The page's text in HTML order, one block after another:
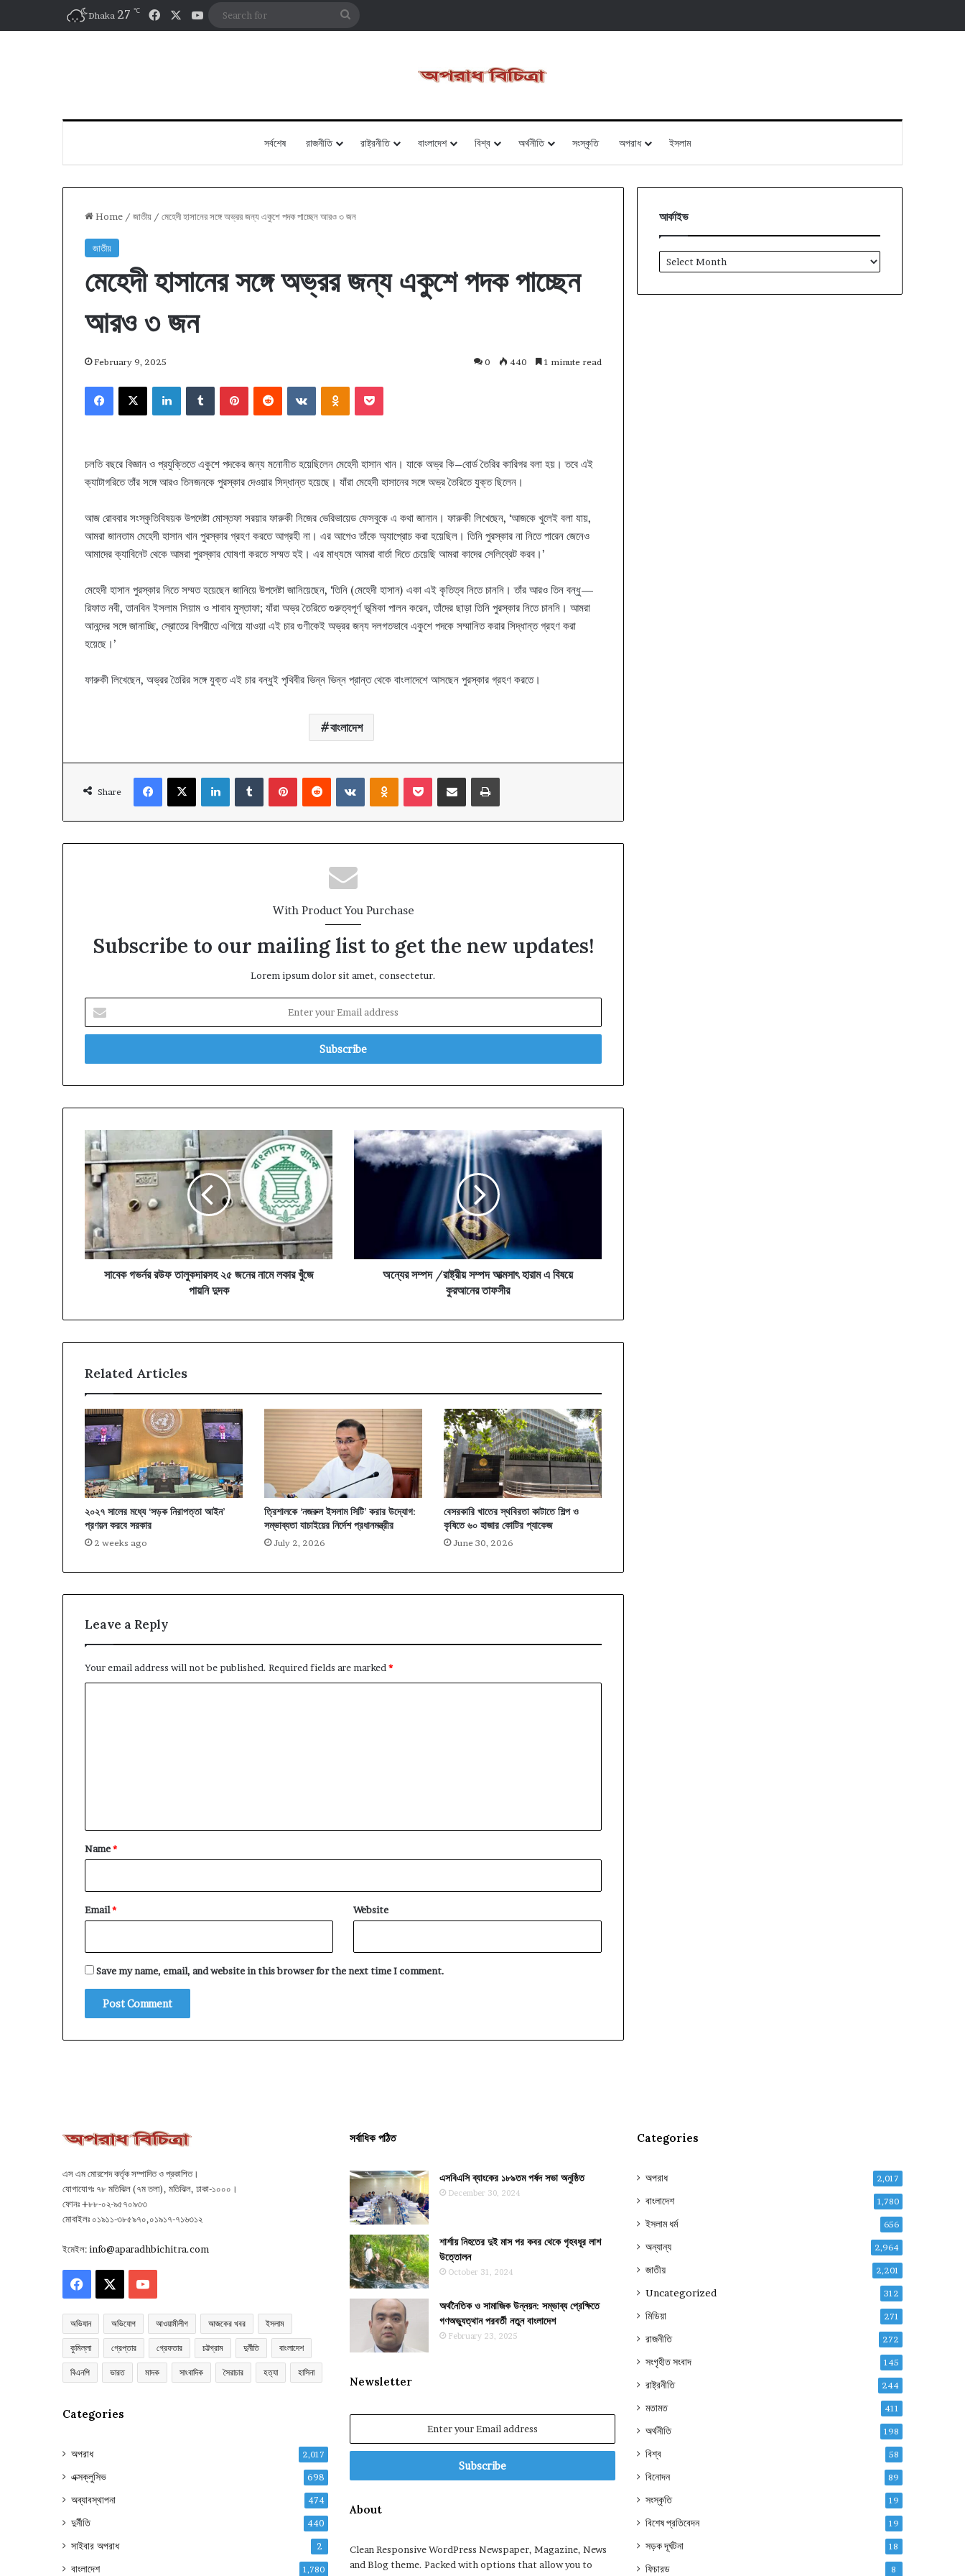
Dhaka 27 ℃ FacebookYouTube
সর্বশেষ রাজনীতি রাষ্ট্রনীতি বাংলাদেশ বিশ্ব অর্থনীতি সংস্কৃতি অপরাধ ইসলাম
Home / জাতীয় / মেহেদী হাসানের সঙ্গে অভ্রর জন্য একুশে পদক পাচ্ছেন আরও ৩ জন
জাতীয়
মেহেদী হাসানের সঙ্গে অভ্রর জন্য একুশে পদক পাচ্ছেন
আরও ৩ জন
February 9, 2025 0 440 1 minute read
Facebook
X LinkedInTumblrPinterestReddit VKontakteOdnoklassniki
Pocket
চলতি বছরে বিজ্ঞান ও প্রযুক্তিতে একুশে পদকের জন্য মনোনীত হয়েছিলেন মেহেদী হাসান খান। যাকে অভ্র কি–বোর্ড তৈরির কারিগর বলা হয়। তবে এই
ক্যাটাগরিতে তাঁর সঙ্গে আরও তিনজনকে পুরস্কার দেওয়ার সিদ্ধান্ত হয়েছে। যাঁরা মেহেদী হাসানের সঙ্গে অভ্র তৈরিতে যুক্ত ছিলেন।
আজ রোববার সংস্কৃতিবিষয়ক উপদেষ্টা মোস্তফা সরয়ার ফারুকী নিজের ভেরিভায়েড ফেসবুকে এ কথা জানান। ফারুকী লিখেছেন, ‘আজকে খুলেই বলা যায়,
আমরা জানতাম মেহেদী হাসান খান পুরস্কার গ্রহণ করতে আগ্রহী না। এর আগেও তাঁকে অ্যাপ্রোচ করা হয়েছিল। তিনি পুরস্কার না নিতে পারেন জেনেও
আমাদের ক্যাবিনেট থেকে আমরা পুরস্কার ঘোষণা করতে সম্মত হই। এর মাধ্যমে আমরা বার্তা দিতে চেয়েছি আমরা কাদের সেলিব্রেট করব।’
মেহেদী হাসান পুরস্কার নিতে সম্মত হয়েছেন জানিয়ে উপদেষ্টা জানিয়েছেন, ‘তিনি (মেহেদী হাসান) একা এই কৃতিত্ব নিতে চাননি। তাঁর আরও তিন বন্ধু—
রিফাত নবী, তানবিন ইসলাম সিয়াম ও শাবাব মুস্তাফা; যাঁরা অভ্র তৈরিতে গুরুত্বপূর্ণ ভূমিকা পালন করেন, তাঁদের ছাড়া তিনি পুরস্কার নিতে চাননি। আমরা
আনন্দের সঙ্গে জানাচ্ছি, স্রোতের বিপরীতে এগিয়ে যাওয়া এই চার গুণীকেই অভ্রর জন‍্য দলগতভাবে একুশে পদকে সম্মানিত করার সিদ্ধান্ত গ্রহণ করা
হয়েছে।’
ফারুকী লিখেছেন, অভ্রর তৈরির সঙ্গে যুক্ত এই চার বন্ধুই পৃথিবীর ভিন্ন ভিন্ন প্রান্ত থেকে বাংলাদেশে আসছেন পুরস্কার গ্রহণ করতে।
বাংলাদেশ
Share
Facebook
X LinkedInTumblrPinterestReddit VKontakteOdnoklassniki
Pocket Share via Email Print
With Product You Purchase
Subscribe to our mailing list to get the new updates!
Lorem ipsum dolor sit amet, consectetur.
your
Email
সাবেক
গভর্নর
রউফ
তালুকদারসহ
২৫
নামে
লকার
খুঁজে
সাবেক গভর্নর রউফ তালুকদারসহ ২৫ জনের নামে লকার খুঁজে
পায়নি দুদক
অন্যের
সম্পদ
বিষয়ে
অন্যের সম্পদ /রাষ্ট্রীয় সম্পদ আত্মসাৎ হারাম এ বিষয়ে
কুরআনের তাফসীর
Related Articles
২০২৭ সালের মধ্যে ‘সড়ক নিরাপত্তা আইন’
প্রণয়ন করবে সরকার
2 weeks ago
ত্রিশালকে ‘নজরুল ইসলাম সিটি’ করার উদ্যোগ:
সম্ভাব্যতা যাচাইয়ের নির্দেশ প্রধানমন্ত্রীর
July 2, 2026
বেসরকারি খাতের স্থবিরতা কাটাতে শিল্প ও
কৃষিতে ৬০ হাজার কোটির প্যাকেজ
June 30, 2026
Leave a Reply
Your email address will not be published. Required fields are marked*
*
Name*
Email* Website
Save my name, email, and website in this browser for the next time I comment.
আর্কাইভ
আর্কাইভ
এস এম মোরশেদ কর্তৃক সম্পাদিত ও প্রকাশিত।
যোগাযোগঃ ৭৮ মতিঝিল (৭ম তলা), মতিঝিল, ঢাকা-১০০০।
ফোনঃ +৮৮-০২-৯৫৭০৯৩৩
মোবাইলঃ ০১৯১১-৩৮৫৯৭০,০১৯১৭-৭১৬৩১২
ইমেইল:info@aparadhbichitra.com
Facebook YouTube
অভিযান অভিযোগ আওয়ামীলীগ আজকের খবর ইসলাম
কুমিল্লা গ্রেপ্তার গ্রেফতার চট্টগ্রাম দুর্নীতি বাংলাদেশ
বিএনপি ভারত মাদক সাংবাদিক সৈরাচার হত্যা হাসিনা
Categories
অপরাধ 2,017
এক্সক্লুসিভ 698
অব্যাবস্থাপনা 474
দুর্নীতি 440
সাইবার অপরাধ 2
বাংলাদেশ 1,780
সর্বাধিক পঠিত
এসবিএসি ব্যাংকের ১৮৯তম পর্ষদ সভা অনুষ্ঠিত
December 30, 2024
শার্শায় নিহতের দুই মাস পর কবর থেকে গৃহবধূর লাশ
উত্তোলন
October 31, 2024
অর্থনৈতিক ও সামাজিক উন্নয়ন: সম্ভাব্য প্রেক্ষিতে
গণঅভ্যুত্থান পরবর্তী নতুন বাংলাদেশ
February 23, 2025
Newsletter
Email
About
Clean Responsive WordPress Newspaper, Magazine, News
and Blog theme. Packed with options that allow you to
Categories
অপরাধ 2,017
বাংলাদেশ 1,780
ইসলাম ধর্ম 656
অন্যান্য 2,964
জাতীয় 2,201
Uncategorized 312
মিডিয়া 271
রাজনীতি 272
সংগৃহীত সংবাদ 145
রাষ্ট্রনীতি 244
মতামত 411
অর্থনীতি 198
বিশ্ব 58
বিনোদন 89
সংস্কৃতি 19
বিশেষ প্রতিবেদন 19
সড়ক দূর্ঘটনা 18
ফিচারড 8